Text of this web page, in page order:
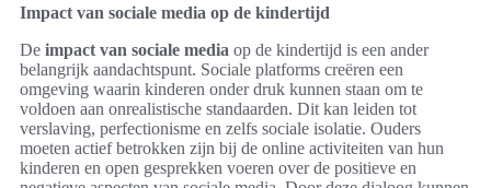
Impact van sociale media op de kindertijd
De impact van sociale media op de kindertijd is een ander
belangrijk aandachtspunt. Sociale platforms creëren een
omgeving waarin kinderen onder druk kunnen staan om te
voldoen aan onrealistische standaarden. Dit kan leiden tot
verslaving, perfectionisme en zelfs sociale isolatie. Ouders
moeten actief betrokken zijn bij de online activiteiten van hun
kinderen en open gesprekken voeren over de positieve en